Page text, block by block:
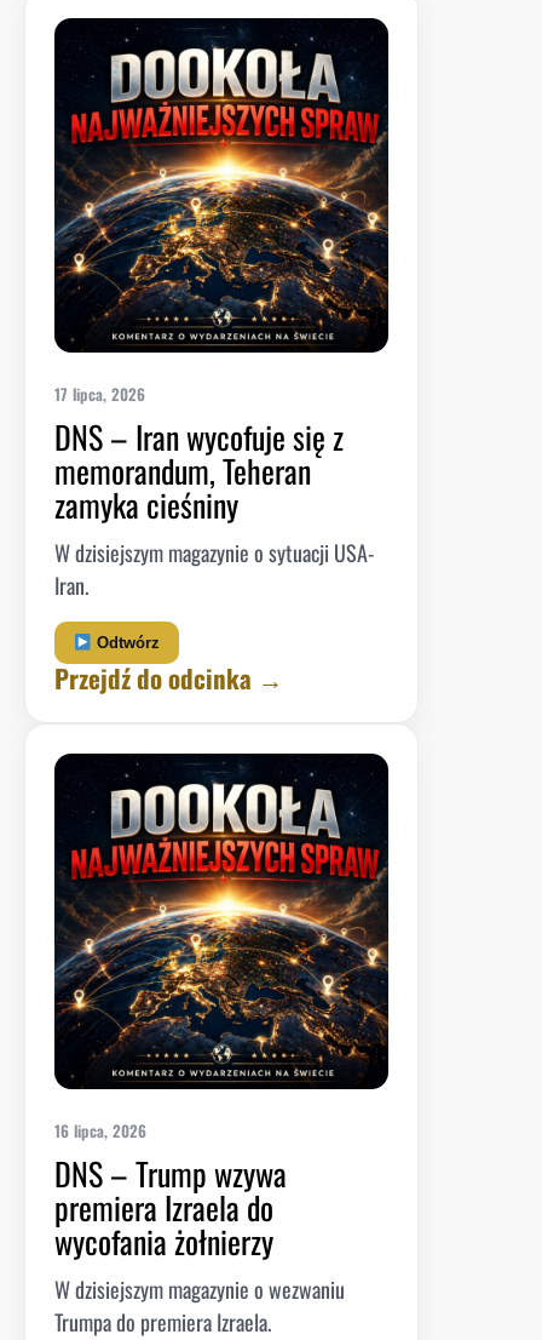
17 lipca, 2026
DNS – Iran wycofuje się z
memorandum, Teheran
zamyka cieśniny
W dzisiejszym magazynie o sytuacji USA-
Iran.
Odtwórz
Przejdź do odcinka →
16 lipca, 2026
DNS – Trump wzywa
premiera Izraela do
wycofania żołnierzy
W dzisiejszym magazynie o wezwaniu
Trumpa do premiera Izraela.